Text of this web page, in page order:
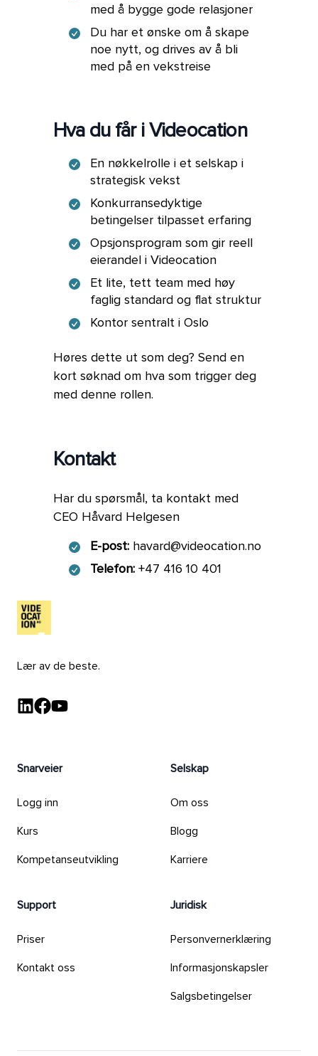
med å bygge gode relasjoner
Du har et ønske om å skape
noe nytt, og drives av å bli
med på en vekstreise
Hva du får i Videocation
En nøkkelrolle i et selskap i
strategisk vekst
Konkurransedyktige
betingelser tilpasset erfaring
Opsjonsprogram som gir reell
eierandel i Videocation
Et lite, tett team med høy
faglig standard og flat struktur
Kontor sentralt i Oslo
Høres dette ut som deg? Send en
kort søknad om hva som trigger deg
med denne rollen.
Kontakt
Har du spørsmål, ta kontakt med
CEO Håvard Helgesen
E-post: havard@videocation.no
Telefon: +47 416 10 401
Lær av de beste.
LinkedIn - Videocation
Facebook - Videocation
YouTube - Videocation
Snarveier
Logg inn
Kurs
Kompetanseutvikling
Support
Priser
Kontakt oss
Selskap
Om oss
Blogg
Karriere
Juridisk
Personvernerklæring
Informasjonskapsler
Salgsbetingelser